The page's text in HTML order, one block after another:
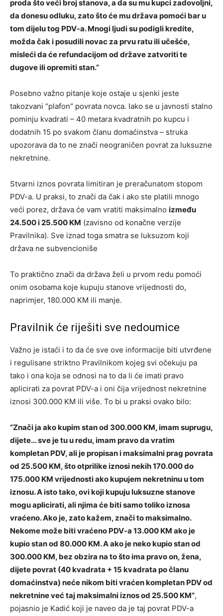
proda što veći broj stanova, a da su mu kupci zadovoljni,
da donesu odluku, zato što će mu država pomoći bar u
tom dijelu tog PDV-a. Mnogi ljudi su podigli kredite,
možda čak i posudili novac za prvu ratu ili učešće,
misleći da će refundacijom od države zatvoriti te
dugove ili opremiti stan.”
Posebno važno pitanje koje ostaje u sjenki jeste
takozvani “plafon” povrata novca. Iako se u javnosti stalno
pominju kvadrati – 40 metara kvadratnih po kupcu i
dodatnih 15 po svakom članu domaćinstva – struka
upozorava da to ne znači neograničen povrat za luksuzne
nekretnine.
Stvarni iznos povrata limitiran je preračunatom stopom
PDV-a. U praksi, to znači da čak i ako ste platili mnogo
veći porez, država će vam vratiti maksimalno između
24.500 i 25.500 KM (zavisno od konačne verzije
Pravilnika). Sve iznad toga smatra se luksuzom koji
država ne subvencioniše
To praktično znači da država želi u prvom redu pomoći
onim osobama koje kupuju stanove vrijednosti do,
naprimjer, 180.000 KM ili manje.
Pravilnik će riješiti sve nedoumice
Važno je istaći i to da će sve ove informacije biti utvrđene
i regulisane striktno Pravilnikom kojeg svi očekuju pa
tako i ona koja se odnosi na to da li će imati pravo
aplicirati za povrat PDV-a i oni čija vrijednost nekretnine
iznosi 300.000 KM ili više. To bi u praksi ovako bilo:
“Znači ja ako kupim stan od 300.000 KM, imam suprugu,
dijete… sve je tu u redu, imam pravo da vratim
kompletan PDV, ali je propisan i maksimalni prag povrata
od 25.500 KM, što otprilike iznosi nekih 170.000 do
175.000 KM vrijednosti ako kupujem nekretninu u tom
iznosu. A isto tako, ovi koji kupuju luksuzne stanove
mogu aplicirati, ali njima će biti samo toliko iznosa
vraćeno. Ako je, zato kažem, znači to maksimalno.
Nekome može biti vraćeno PDV-a 13.000 KM ako je
kupio stan od 80.000 KM. A ako je neko kupio stan od
300.000 KM, bez obzira na to što ima pravo on, žena,
dijete povrat (40 kvadrata + 15 kvadrata po članu
domaćinstva) neće nikom biti vraćen kompletan PDV od
nekretnine već taj maksimalni iznos od 25.500 KM”,
pojasnio je Kadić koji je naveo da je taj povrat PDV-a